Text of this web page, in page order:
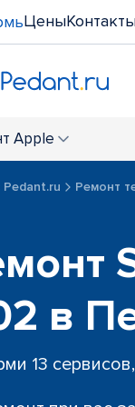
Цены
Apple
Pedant.ru Ремонт
в
13